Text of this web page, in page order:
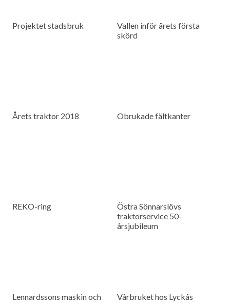
Projektet stadsbruk
Vallen inför årets första
skörd
Årets traktor 2018 Obrukade fältkanter
REKO-ring
Östra Sönnarslövs
traktorservice 50-
årsjubileum
Lennardssons maskin och
Vårbruket hos Lyckås